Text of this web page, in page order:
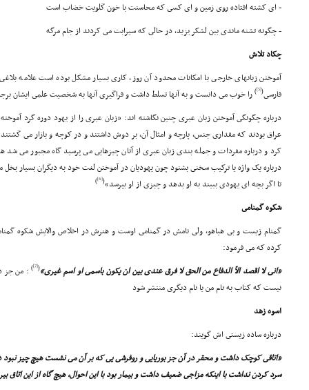
- اى کشته افتاده روى زمین و اى کسى که محاسنت با خون گلویت خضاب است
- چگونه تشنه ماندى بین لشکر یزید، در حالى که سیرابت مى کردند از جام مرگه
چکاد تلاش
آموختن زبانهاى خارجى با امکانات محدود آن روز، کارى بسیار مشکل بوده است علامه بلاغى
فارسى(
[5]
)را خوب مى دانست و به آنها تسلط داشت و فراگیرى آنها به شخصیت علمى ایشان
درباره چگونگى آموختن زبان عبرى چنین نگاشته اند: «زبان عبرى را از یهود دوره گرد
عراق بودند که مقدارى جنس، پارچه و امثال آن، بر دوش داشتند و در کوچه و بازار مى
کرد و درباره مفردات و جمله بندى زبان عبرى از آنان چیزهایى مى پرسید گاه مجبور مى شد
درباره یک واژه یا ترکیب سخنى بشنود چون یهودیان در آموختن لغت خود به دیگران بسیار
تا اگر بچه اى یهودى ببیند به او بدهد و چیزى از او بپرسد»(
[6]
)
شکوه گمنامى
گمنام زیست و بى هیاهو، ولى نامش در گمنامى اوست و هنرش در اخلاص والایش شکوه
کرده که مى فرمود:
«انى لا اقصد الاّ الدفاع من الحق لا فرق عندى بین ان یکون باسمى او اسم غیرى»(
[7]
): من جز
نیست که کتاب به نام من یا نام دیگرى منتشر شود
اسوه زهد
درباره ساده زیستى اش گویند:
«اتاقى کوچک داشت و محقر در آن جز بوریایى و روفرشى یى که بر آن مى نشست هیچ چیز نبود
سرد کردن نداشت با اینکه مزاجى ضعیف داشت و بیمار بود با این احوال، هیچ گاه از این اتاق